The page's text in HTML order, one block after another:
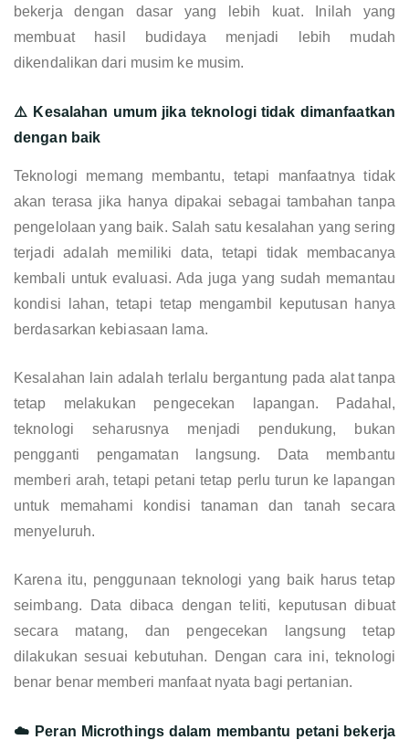
bekerja dengan dasar yang lebih kuat. Inilah yang
membuat hasil budidaya menjadi lebih mudah
dikendalikan dari musim ke musim.
⚠️ Kesalahan umum jika teknologi tidak dimanfaatkan
dengan baik
Teknologi memang membantu, tetapi manfaatnya tidak
akan terasa jika hanya dipakai sebagai tambahan tanpa
pengelolaan yang baik. Salah satu kesalahan yang sering
terjadi adalah memiliki data, tetapi tidak membacanya
kembali untuk evaluasi. Ada juga yang sudah memantau
kondisi lahan, tetapi tetap mengambil keputusan hanya
berdasarkan kebiasaan lama.
Kesalahan lain adalah terlalu bergantung pada alat tanpa
tetap melakukan pengecekan lapangan. Padahal,
teknologi seharusnya menjadi pendukung, bukan
pengganti pengamatan langsung. Data membantu
memberi arah, tetapi petani tetap perlu turun ke lapangan
untuk memahami kondisi tanaman dan tanah secara
menyeluruh.
Karena itu, penggunaan teknologi yang baik harus tetap
seimbang. Data dibaca dengan teliti, keputusan dibuat
secara matang, dan pengecekan langsung tetap
dilakukan sesuai kebutuhan. Dengan cara ini, teknologi
benar benar memberi manfaat nyata bagi pertanian.
☁️ Peran Microthings dalam membantu petani bekerja